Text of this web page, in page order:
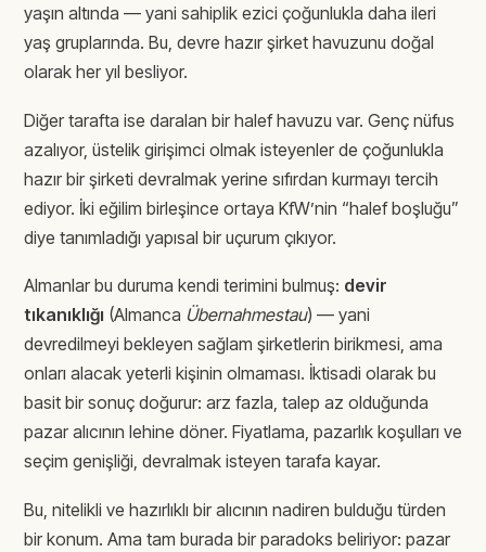
yaşın altında — yani sahiplik ezici çoğunlukla daha ileri
yaş gruplarında. Bu, devre hazır şirket havuzunu doğal
olarak her yıl besliyor.
Diğer tarafta ise daralan bir halef havuzu var. Genç nüfus
azalıyor, üstelik girişimci olmak isteyenler de çoğunlukla
hazır bir şirketi devralmak yerine sıfırdan kurmayı tercih
ediyor. İki eğilim birleşince ortaya KfW’nin “halef boşluğu”
diye tanımladığı yapısal bir uçurum çıkıyor.
Almanlar bu duruma kendi terimini bulmuş: devir
tıkanıklığı (Almanca Übernahmestau) — yani
devredilmeyi bekleyen sağlam şirketlerin birikmesi, ama
onları alacak yeterli kişinin olmaması. İktisadi olarak bu
basit bir sonuç doğurur: arz fazla, talep az olduğunda
pazar alıcının lehine döner. Fiyatlama, pazarlık koşulları ve
seçim genişliği, devralmak isteyen tarafa kayar.
Bu, nitelikli ve hazırlıklı bir alıcının nadiren bulduğu türden
bir konum. Ama tam burada bir paradoks beliriyor: pazar